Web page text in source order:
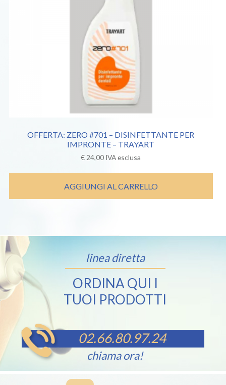
OFFERTA: ZERO #701 – DISINFETTANTE PER
IMPRONTE – TRAYART
€ 24,00 IVA esclusa
AGGIUNGI AL CARRELLO
linea diretta
ORDINA QUI I
TUOI PRODOTTI
02.66.80.97.24
chiama ora!